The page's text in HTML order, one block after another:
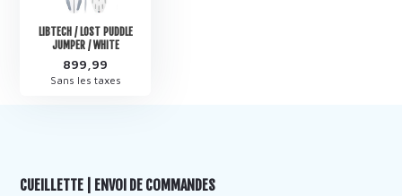
LIBTECH / LOST PUDDLE
JUMPER / WHITE
899,99
Sans les taxes
CUEILLETTE | ENVOI DE COMMANDES